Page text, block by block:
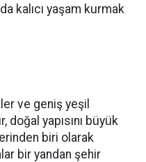
kalıcı yaşam kurmak
ve geniş yeşil
yapısını büyük
biri olarak
bir yandan şehir